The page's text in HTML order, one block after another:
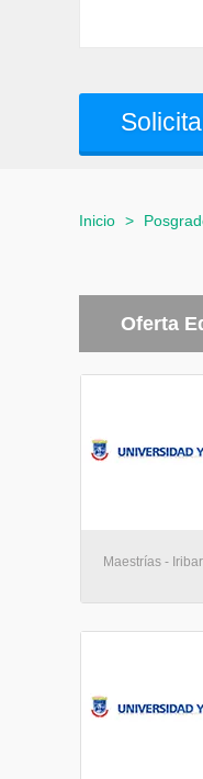
Inicio >
Oferta
Maestrías -